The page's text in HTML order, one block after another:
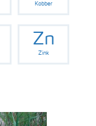
Kobber
Zn
Zink